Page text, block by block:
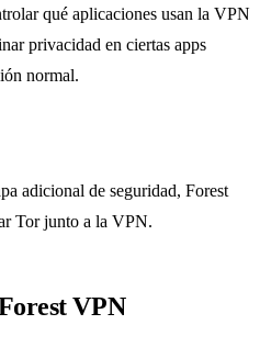
qué aplicaciones usan la VPN
privacidad en ciertas apps
normal.
adicional de seguridad, Forest
Tor junto a la VPN.
VPN